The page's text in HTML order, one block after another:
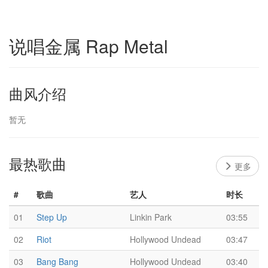
说唱金属 Rap Metal
曲风介绍
暂无
最热歌曲 更多
# 歌曲 艺人
时长
01
Step Up Linkin Park
03:55
02
Riot Hollywood Undead
03:47
03
Bang Bang Hollywood Undead
03:40